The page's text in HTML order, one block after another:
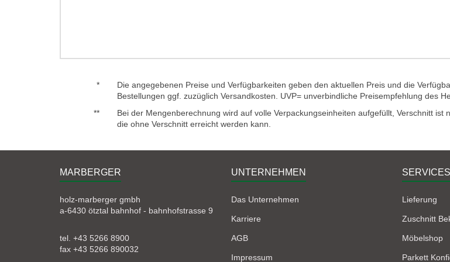
*
Die angegebenen Preise und Verfügbarkeiten geben den aktuellen Preis und die
Bestellungen ggf. zuzüglich Versandkosten. UVP= unverbindliche Preisempfehlung des
**
Bei der Mengenberechnung wird auf volle Verpackungseinheiten aufgefüllt, Verschnitt
die ohne Verschnitt erreicht werden kann.
MARBERGER
holz-marberger gmbh
a-6430 ötztal bahnhof - bahnhofstrasse 9
tel. +43 5266 8900
fax +43 5266 890032
UNTERNEHMEN
Das Unternehmen
Karriere
AGB
Impressum
SERVICES
Lieferung
Zuschnitt
Möbelshop
Parkett